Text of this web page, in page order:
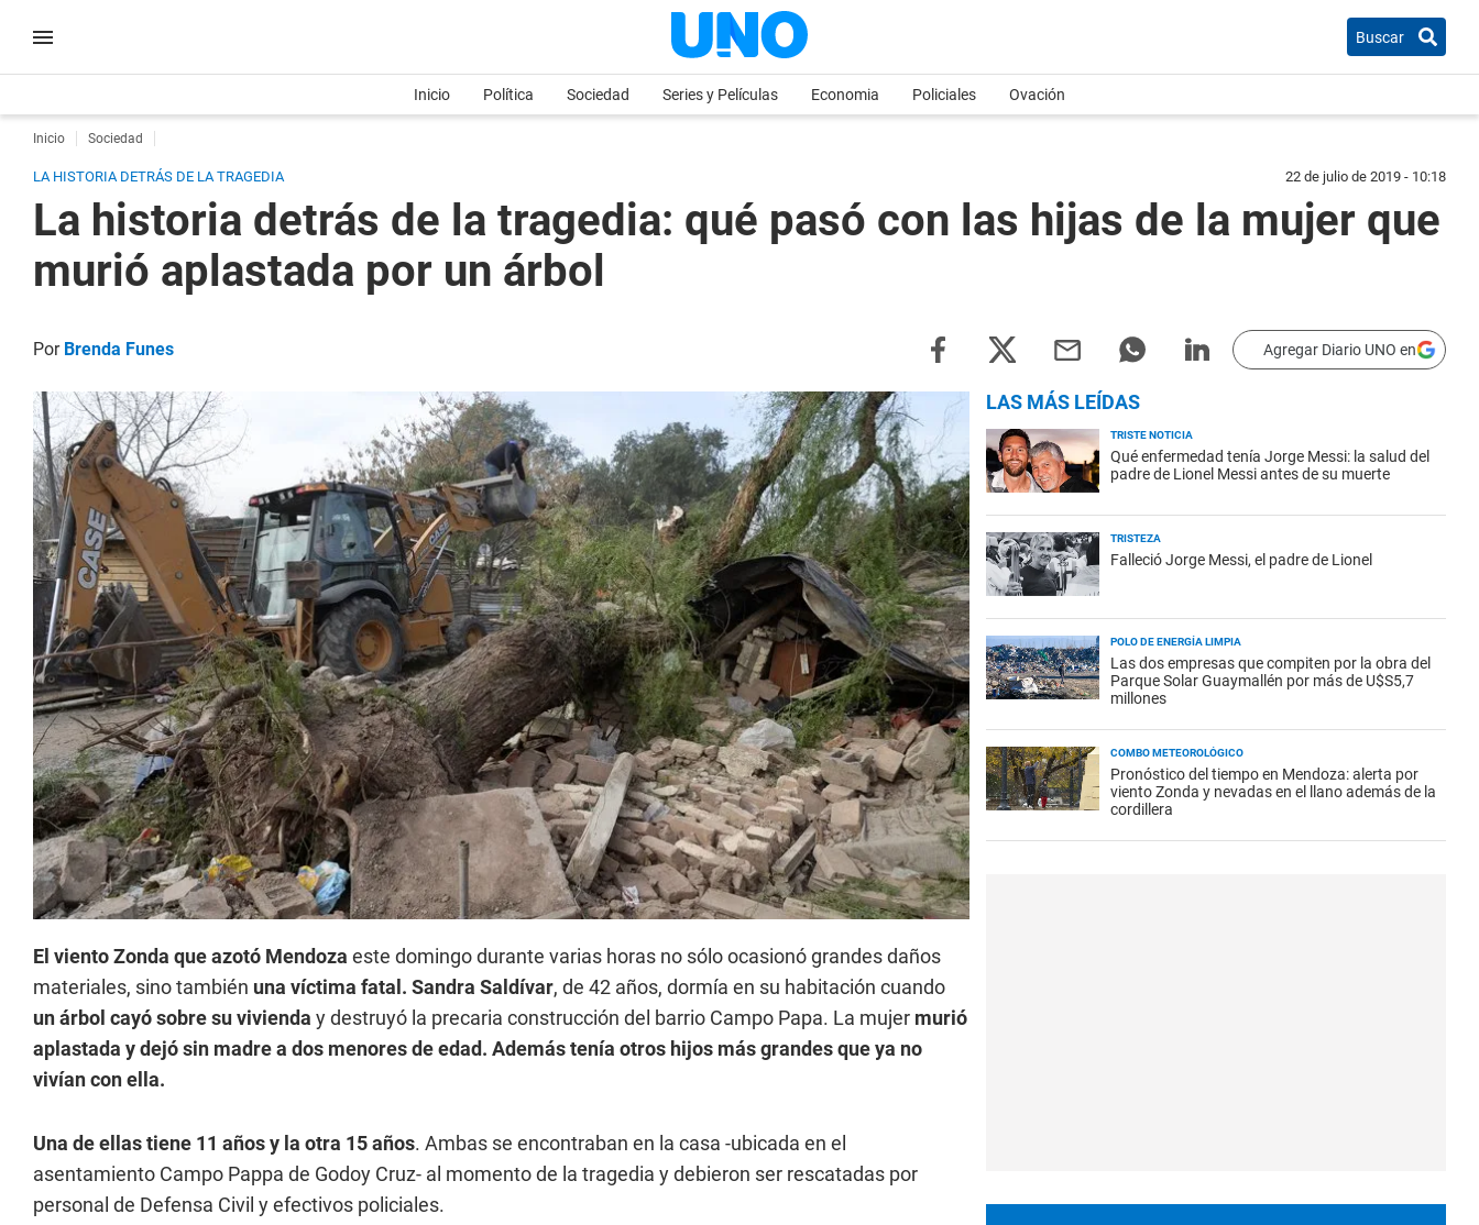
Buscar
Inicio Política Sociedad Series y Películas Economia Policiales Ovación
Inicio Sociedad
LA HISTORIA DETRÁS DE LA TRAGEDIA 22 de julio de 2019 - 10:18
La historia detrás de la tragedia: qué pasó con las hijas de la mujer que
murió aplastada por un árbol
Por Brenda Funes Agregar Diario UNO en
El viento Zonda que azotó Mendoza este domingo durante varias horas no sólo ocasionó grandes daños
materiales, sino también una víctima fatal. Sandra Saldívar, de 42 años, dormía en su habitación cuando
un árbol cayó sobre su vivienda y destruyó la precaria construcción del barrio Campo Papa. La mujer murió
aplastada y dejó sin madre a dos menores de edad. Además tenía otros hijos más grandes que ya no
vivían con ella.
Una de ellas tiene 11 años y la otra 15 años. Ambas se encontraban en la casa -ubicada en el
asentamiento Campo Pappa de Godoy Cruz- al momento de la tragedia y debieron ser rescatadas por
personal de Defensa Civil y efectivos policiales.
LAS MÁS LEÍDAS
TRISTE NOTICIA
Qué enfermedad tenía Jorge Messi: la salud del
padre de Lionel Messi antes de su muerte
TRISTEZA
Falleció Jorge Messi, el padre de Lionel
POLO DE ENERGÍA LIMPIA
Las dos empresas que compiten por la obra del
Parque Solar Guaymallén por más de U$S5,7
millones
COMBO METEOROLÓGICO
Pronóstico del tiempo en Mendoza: alerta por
viento Zonda y nevadas en el llano además de la
cordillera